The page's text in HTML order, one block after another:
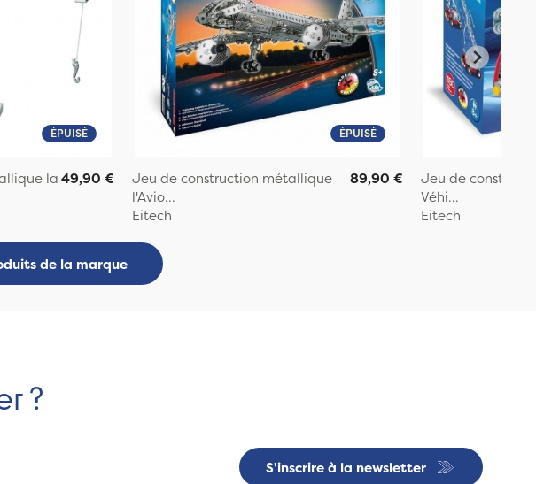
ÉPUISÉ
la49,90 €
ÉPUISÉ
Jeu de construction métallique
l'Avio...
Eitech
89,90 €
Jeu de
Véhi...
Eitech
de la marque
?
S'inscrire à la newsletter